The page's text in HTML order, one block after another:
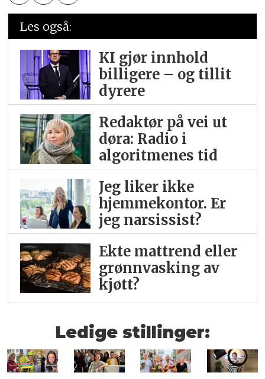
Les også:
KI gjør innhold
billigere – og tillit
dyrere
Redaktør på vei ut
døra: Radio i
algoritmenes tid
Jeg liker ikke
hjemme­kontor. Er
jeg narsissist?
Ekte mattrend eller
grønnvasking av
kjøtt?
Ledige stillinger: